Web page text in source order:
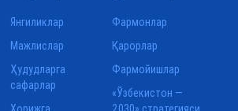
Янгиликлар
Мажлислар
Ҳудудларга
сафарлар
Фармонлар
Қарорлар
Фармойишлар
«Ўзбекистон —